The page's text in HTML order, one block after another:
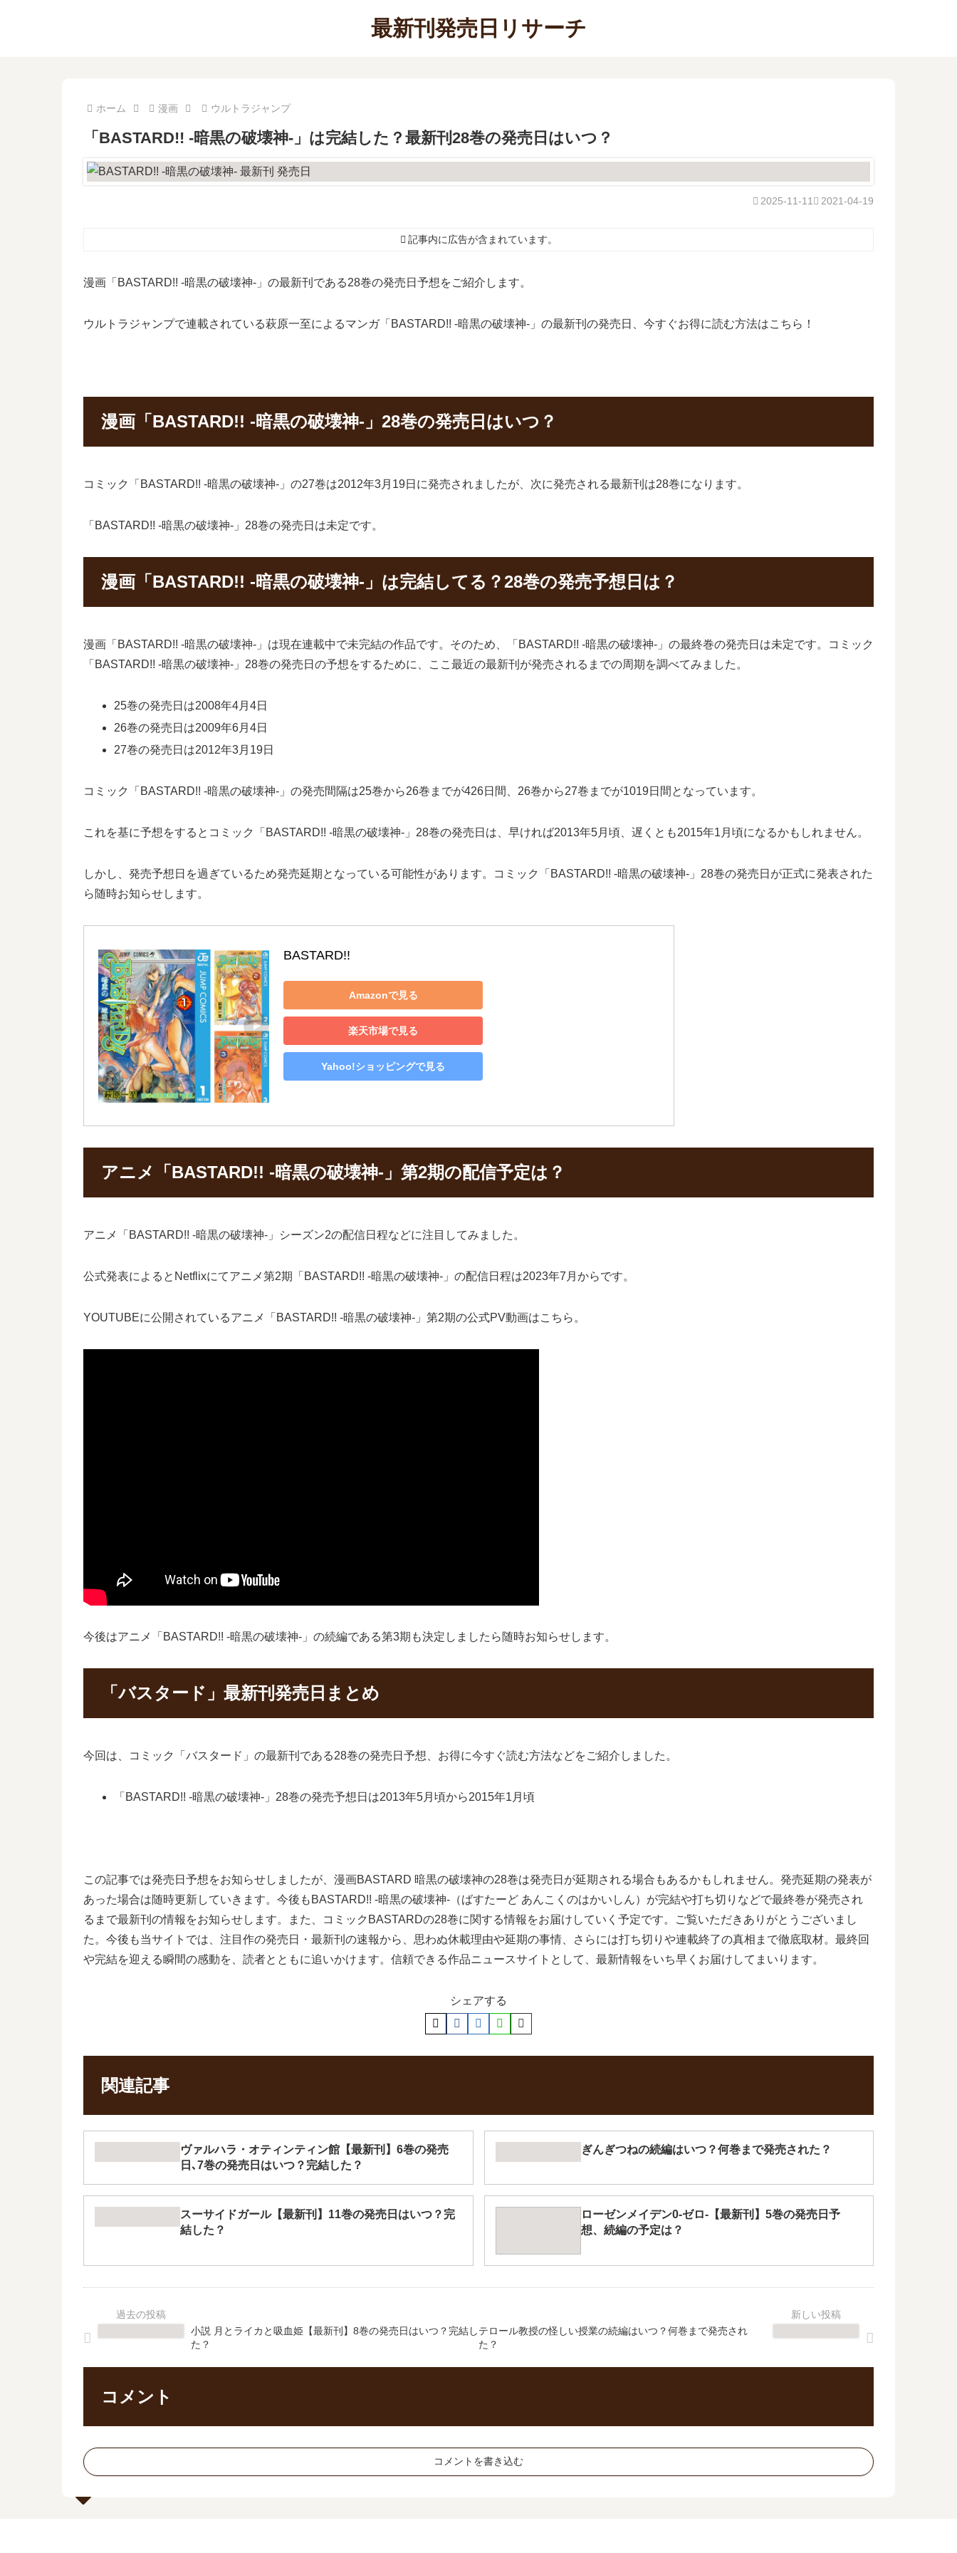
最新刊発売日リサーチ
ホーム 漫画 ウルトラジャンプ
「BASTARD!! -暗黒の破壊神-」は完結した？最新刊28巻の発売日はいつ？
2021-04-19
2025-11-11
記事内に広告が含まれています。
漫画「BASTARD!! -暗黒の破壊神-」の最新刊である28巻の発売日予想をご紹介します。
ウルトラジャンプで連載されている萩原一至によるマンガ「BASTARD!! -暗黒の破壊神-」の最新刊の発売日、今すぐお得に読む方法はこちら！
漫画「BASTARD!! -暗黒の破壊神-」28巻の発売日はいつ？
コミック「BASTARD!! -暗黒の破壊神-」の27巻は2012年3月19日に発売されましたが、次に発売される最新刊は28巻になります。
「BASTARD!! -暗黒の破壊神-」28巻の発売日は未定です。
漫画「BASTARD!! -暗黒の破壊神-」は完結してる？28巻の発売予想日は？
漫画「BASTARD!! -暗黒の破壊神-」は現在連載中で未完結の作品です。そのため、「BASTARD!! -暗黒の破壊神-」の最終巻の発売日は未定です。コミック
「BASTARD!! -暗黒の破壊神-」28巻の発売日の予想をするために、ここ最近の最新刊が発売されるまでの周期を調べてみました。
25巻の発売日は2008年4月4日
26巻の発売日は2009年6月4日
27巻の発売日は2012年3月19日
コミック「BASTARD!! -暗黒の破壊神-」の発売間隔は25巻から26巻までが426日間、26巻から27巻までが1019日間となっています。
これを基に予想をするとコミック「BASTARD!! -暗黒の破壊神-」28巻の発売日は、早ければ2013年5月頃、遅くとも2015年1月頃になるかもしれません。
しかし、発売予想日を過ぎているため発売延期となっている可能性があります。コミック「BASTARD!! -暗黒の破壊神-」28巻の発売日が正式に発表された
ら随時お知らせします。
BASTARD!!
Amazonで見る
楽天市場で見る
Yahoo!ショッピングで見る
アニメ「BASTARD!! -暗黒の破壊神-」第2期の配信予定は？
アニメ「BASTARD!! -暗黒の破壊神-」シーズン2の配信日程などに注目してみました。
公式発表によるとNetflixにてアニメ第2期「BASTARD!! -暗黒の破壊神-」の配信日程は2023年7月からです。
YOUTUBEに公開されているアニメ「BASTARD!! -暗黒の破壊神-」第2期の公式PV動画はこちら。
今後はアニメ「BASTARD!! -暗黒の破壊神-」の続編である第3期も決定しましたら随時お知らせします。
「バスタード」最新刊発売日まとめ
今回は、コミック「バスタード」の最新刊である28巻の発売日予想、お得に今すぐ読む方法などをご紹介しました。
「BASTARD!! -暗黒の破壊神-」28巻の発売予想日は2013年5月頃から2015年1月頃
この記事では発売日予想をお知らせしましたが、漫画BASTARD 暗黒の破壊神の28巻は発売日が延期される場合もあるかもしれません。発売延期の発表が
あった場合は随時更新していきます。今後もBASTARD!! -暗黒の破壊神-（ばすたーど あんこくのはかいしん）が完結や打ち切りなどで最終巻が発売され
るまで最新刊の情報をお知らせします。また、コミックBASTARDの28巻に関する情報をお届けしていく予定です。ご覧いただきありがとうございまし
た。今後も当サイトでは、注目作の発売日・最新刊の速報から、思わぬ休載理由や延期の事情、さらには打ち切りや連載終了の真相まで徹底取材。最終回
や完結を迎える瞬間の感動を、読者とともに追いかけます。信頼できる作品ニュースサイトとして、最新情報をいち早くお届けしてまいります。
シェアする
関連記事
ヴァルハラ・オティンティン館【最新刊】6巻の発売
日､7巻の発売日はいつ？完結した？
ぎんぎつねの続編はいつ？何巻まで発売された？
スーサイドガール【最新刊】11巻の発売日はいつ？完
結した？
ローゼンメイデン0-ゼロ-【最新刊】5巻の発売日予
想、続編の予定は？
小説 月とライカと吸血姫【最新刊】8巻の発売日はいつ？完結し
た？
テロール教授の怪しい授業の続編はいつ？何巻まで発売され
た？
コメント
コメントを書き込む